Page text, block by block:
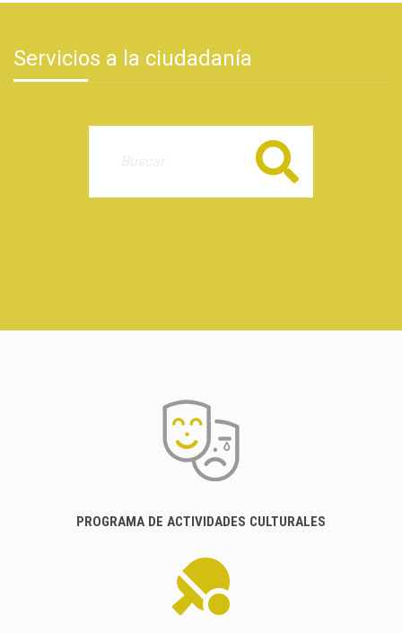
Servicios a la ciudadanía
Buscar
PROGRAMA DE ACTIVIDADES CULTURALES